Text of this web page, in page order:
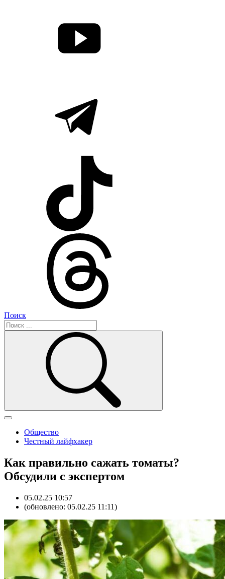
Поиск
Общество
Честный лайфхакер
Как правильно сажать томаты?
Обсудили с экспертом
05.02.25 10:57
(обновлено: 05.02.25 11:11)